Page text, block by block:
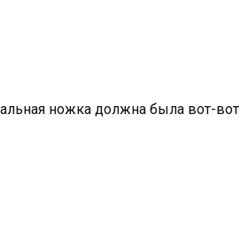
ножка должна была вот-вот